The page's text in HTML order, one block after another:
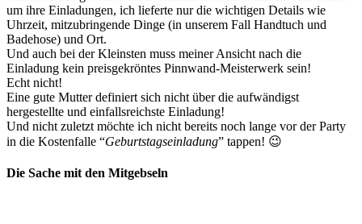
um ihre Einladungen, ich lieferte nur die wichtigen Details wie
Uhrzeit, mitzubringende Dinge (in unserem Fall Handtuch und
Badehose) und Ort.
Und auch bei der Kleinsten muss meiner Ansicht nach die
Einladung kein preisgekröntes Pinnwand-Meisterwerk sein!
Echt nicht!
Eine gute Mutter definiert sich nicht über die aufwändigst
hergestellte und einfallsreichste Einladung!
Und nicht zuletzt möchte ich nicht bereits noch lange vor der Party
in die Kostenfalle “Geburtstagseinladung” tappen! 😉
Die Sache mit den Mitgebseln